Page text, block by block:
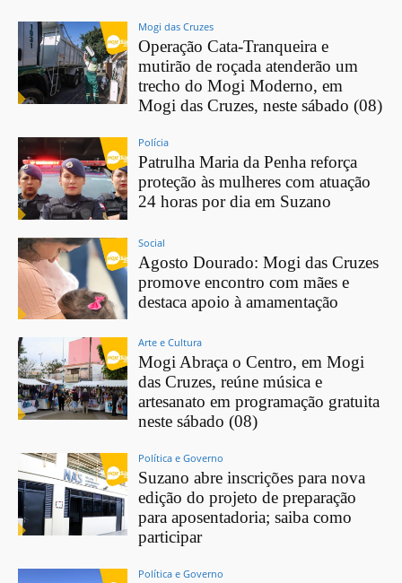
Mogi das Cruzes
Operação Cata-Tranqueira e
mutirão de roçada atenderão um
trecho do Mogi Moderno, em
Mogi das Cruzes, neste sábado (08)
Polícia
Patrulha Maria da Penha reforça
proteção às mulheres com atuação
24 horas por dia em Suzano
Social
Agosto Dourado: Mogi das Cruzes
promove encontro com mães e
destaca apoio à amamentação
Arte e Cultura
Mogi Abraça o Centro, em Mogi
das Cruzes, reúne música e
artesanato em programação gratuita
neste sábado (08)
Política e Governo
Suzano abre inscrições para nova
edição do projeto de preparação
para aposentadoria; saiba como
participar
Política e Governo